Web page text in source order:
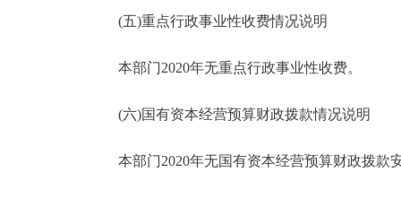
(五)重点行政事业性收费情况说明
本部门2020年无重点行政事业性收费。
(六)国有资本经营预算财政拨款情况说明
本部门2020年无国有资本经营预算财政拨款